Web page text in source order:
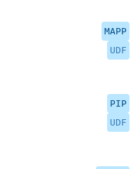
MAPP
UDF
PIP
UDF